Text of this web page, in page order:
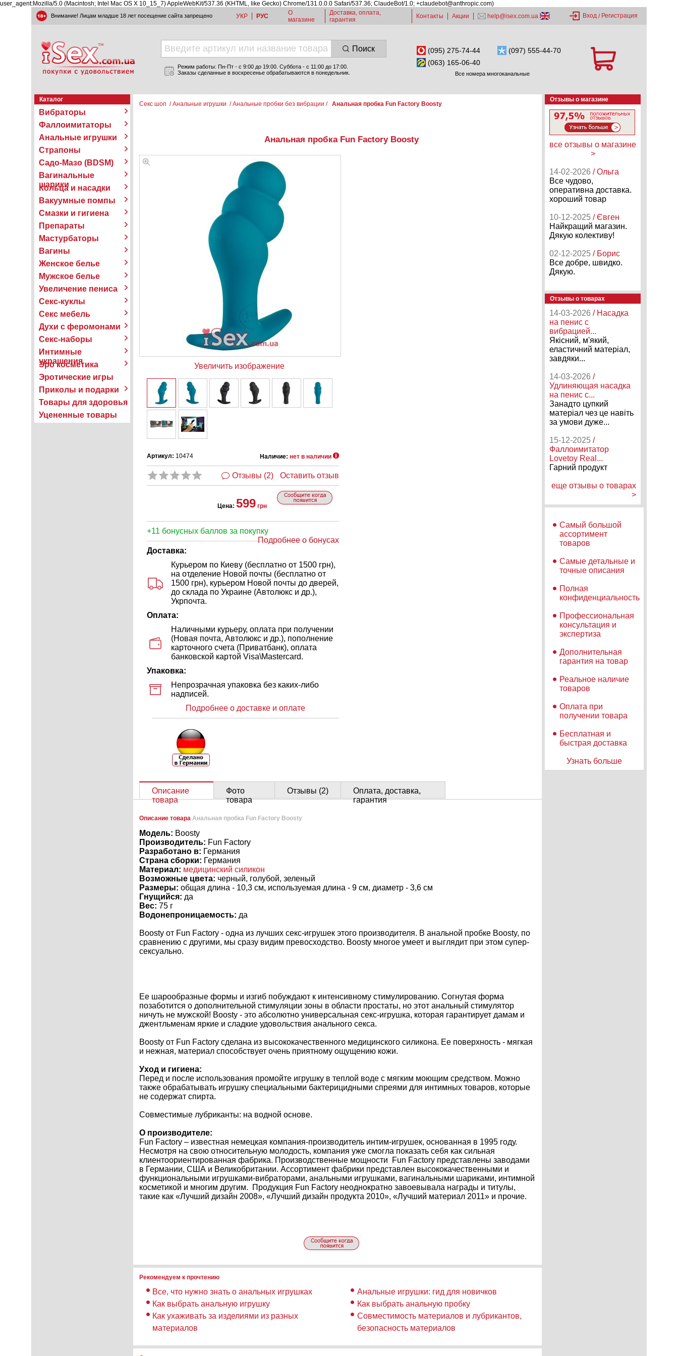
user_agent:Mozilla/5.0 (Macintosh; Intel Mac OS X 10_15_7) AppleWebKit/537.36 (KHTML, like Gecko) Chrome/131.0.0.0 Safari/537.36; ClaudeBot/1.0; +claudebot@anthropic.com)
Внимание! Лицам младше 18 лет посещение сайта запрещено УКР РУС
О
магазине
Доставка, оплата,
гарантия
Контакты Акции help@isex.com.ua Вход / Регистрация
Поиск
Режим работы: Пн-Пт - c 9:00 до 19:00. Суббота - с 11:00 до 17:00.
Заказы сделанные в воскресенье обрабатываются в понедельник.
(095) 275-74-44
(097) 555-44-70
(063) 165-06-40
Все номера многоканальные
Каталог
Вибраторы
Фаллоимитаторы
Анальные игрушки
Страпоны
Садо-Мазо (BDSM)
Вагинальные
шарики
Кольца и насадки
Вакуумные помпы
Смазки и гигиена
Препараты
Мастурбаторы
Вагины
Женское белье
Мужское белье
Увеличение пениса
Секс-куклы
Секс мебель
Духи с феромонами
Секс-наборы
Интимные
украшения
Эро косметика
Эротические игры
Приколы и подарки
Товары для здоровья
Уцененные товары
Секс шоп /Анальные игрушки /Анальные пробки без вибрации / Анальная пробка Fun Factory Boosty
Анальная пробка Fun Factory Boosty
Увеличить изображение
Артикул: 10474 Наличие: нет в наличии
Отзывы (2) Оставить отзыв
Цена: 599 грн
+11 бонусных баллов за покупку
Подробнее о бонусах
Доставка:
Курьером по Киеву (бесплатно от 1500 грн),
на отделение Новой почты (бесплатно от
1500 грн), курьером Новой почты до дверей,
до склада по Украине (Автолюкс и др.),
Укрпочта.
Оплата:
Наличными курьеру, оплата при получении
(Новая почта, Автолюкс и др.), пополнение
карточного счета (Приватбанк), оплата
банковской картой Visa\Mastercard.
Упаковка:
Непрозрачная упаковка без каких-либо
надписей.
Подробнее о доставке и оплате
Описание
товара
Фото
товара
Отзывы (2)
Оплата, доставка,
гарантия
Описание товара Анальная пробка Fun Factory Boosty
Модель: Boosty
Производитель: Fun Factory
Разработано в: Германия
Страна сборки: Германия
Материал: медицинский силикон
Возможные цвета: черный, голубой, зеленый
Размеры: общая длина - 10,3 см, используемая длина - 9 см, диаметр - 3,6 см
Гнущийся: да
Вес: 75 г
Водонепроницаемость: да
Boosty от Fun Factory - одна из лучших секс-игрушек этого производителя. В анальной пробке Boosty, по
сравнению с другими, мы сразу видим превосходство. Boosty многое умеет и выглядит при этом супер-
сексуально.
Ее шарообразные формы и изгиб побуждают к интенсивному стимулированию. Согнутая форма
позаботится о дополнительной стимуляции зоны в области простаты, но этот анальный стимулятор
ничуть не мужской! Boosty - это абсолютно универсальная секс-игрушка, которая гарантирует дамам и
джентльменам яркие и сладкие удовольствия анального секса.
Boosty от Fun Factory сделана из высококачественного медицинского силикона. Ее поверхность - мягкая
и нежная, материал способствует очень приятному ощущению кожи.
Уход и гигиена:
Перед и после использования промойте игрушку в теплой воде с мягким моющим средством. Можно
также обрабатывать игрушку специальными бактерицидными спреями для интимных товаров, которые
не содержат спирта.
Совместимые лубриканты: на водной основе.
О производителе:
Fun Factory – известная немецкая компания-производитель интим-игрушек, основанная в 1995 году.
Несмотря на свою относительную молодость, компания уже смогла показать себя как сильная
клиентоориентированная фабрика. Производственные мощности Fun Factory представлены заводами
в Германии, США и Великобритании. Ассортимент фабрики представлен высококачественными и
функциональными игрушками-вибраторами, анальными игрушками, вагинальными шариками, интимной
косметикой и многим другим. Продукция Fun Factory неоднократно завоевывала награды и титулы,
такие как «Лучший дизайн 2008», «Лучший дизайн продукта 2010», «Лучший материал 2011» и прочие.
Рекомендуем к прочтению
Все, что нужно знать о анальных игрушках
Как выбрать анальную игрушку
Как ухаживать за изделиями из разных
материалов
Анальные игрушки: гид для новичков
Как выбрать анальную пробку
Совместимость материалов и лубрикантов,
безопасность материалов
Отзывы о магазине
все отзывы о магазине
>
14-02-2026 / Ольга
Все чудово,
оперативна доставка.
хороший товар
10-12-2025 / Євген
Найкращий магазин.
Дякую колективу!
02-12-2025 / Борис
Все добре, швидко.
Дякую.
Отзывы о товарах
14-03-2026 / Насадка
на пенис с
вибрацией...
Якісний, м'який,
еластичний матеріал,
завдяки...
14-03-2026 /
Удлиняющая насадка
на пенис с...
Занадто цупкий
матеріал чез це навіть
за умови дуже...
15-12-2025 /
Фаллоимитатор
Lovetoy Real...
Гарний продукт
еще отзывы о товарах
>
Самый большой
ассортимент
товаров
Самые детальные и
точные описания
Полная
конфиденциальность
Профессиональная
консультация и
экспертиза
Дополнительная
гарантия на товар
Реальное наличие
товаров
Оплата при
получении товара
Бесплатная и
быстрая доставка
Узнать больше